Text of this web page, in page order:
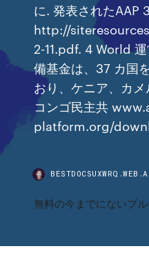
に. 発表されたAAP 3
http://
2-11.pdf. 4 World
備基金は、37 カ国
おり、ケニア、カメ
コンゴ民主共
platform.org/
無料の今までにないブ